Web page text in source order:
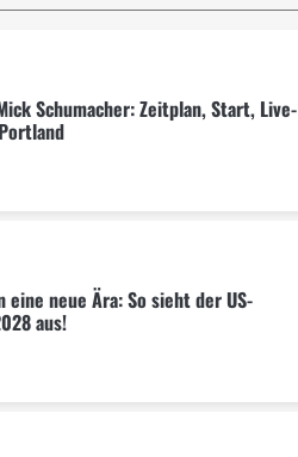
Schumacher: Zeitplan, Start, Live-
neue Ära: So sieht der US-
aus!